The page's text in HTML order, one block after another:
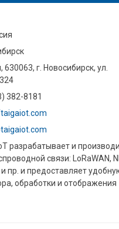
630063, г. Новосибирск, ул.
382-8181
разрабатывает и
связи: LoRaWAN,
и пр. и предоставляет
обработки и отображения